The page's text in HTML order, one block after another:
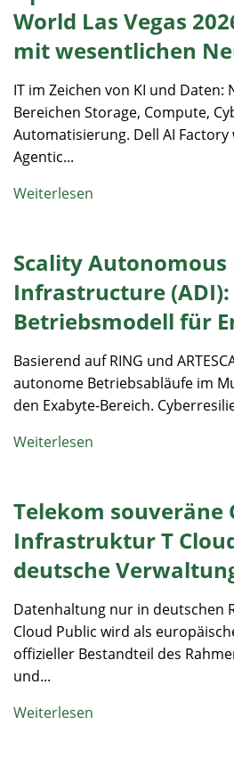
World Las Vegas
mit wesentlichen
IT im Zeichen von KI und Daten:
Bereichen Storage, Compute,
Automatisierung. Dell AI Factory
Agentic...
Weiterlesen
Scality Autonomous
Infrastructure (ADI):
Betriebsmodell für
Basierend auf RING und
autonome Betriebsabläufe im
den Exabyte-Bereich.
Weiterlesen
Telekom souveräne
Infrastruktur T
deutsche
Datenhaltung nur in deutschen
Cloud Public wird als
offizieller Bestandteil des
und...
Weiterlesen